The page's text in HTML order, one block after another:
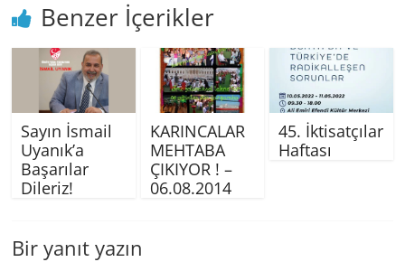
Benzer İçerikler
Sayın İsmail
Uyanık’a
Başarılar
Dileriz!
KARINCALAR
MEHTABA
ÇIKIYOR ! –
06.08.2014
45. İktisatçılar
Haftası
Bir yanıt yazın